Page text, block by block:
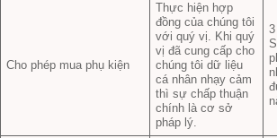
Cho phép mua phụ kiện
Thực hiện hợp
đồng của chúng tôi
với quý vị. Khi quý
vị đã cung cấp cho
chúng tôi dữ liệu
cá nhân nhạy cảm
thì sự chấp thuận
chính là cơ sở
pháp lý.